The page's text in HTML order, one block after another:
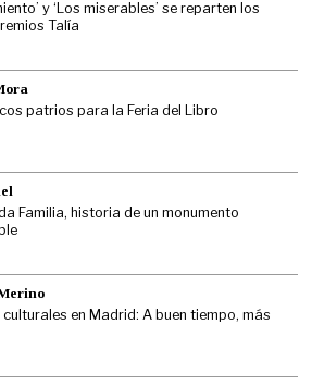
y ‘Los miserables’ se reparten los
Talía
patrios para la Feria del Libro
Familia, historia de un monumento
culturales en Madrid: A buen tiempo, más